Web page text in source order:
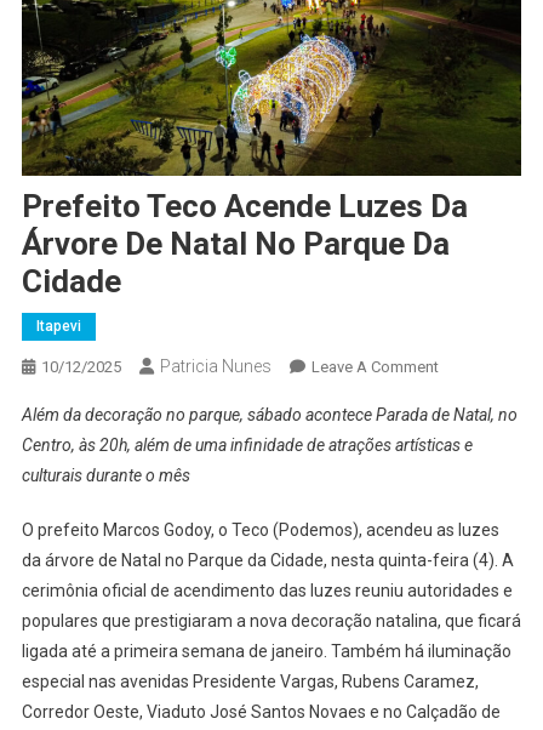
Prefeito Teco Acende Luzes Da
Árvore De Natal No Parque Da
Cidade
Itapevi
10/12/2025 Patricia Nunes Leave A CommentOn
Teco
Acende
Árvore
De
Natal
No
Parque
Além da decoração no parque, sábado acontece Parada de Natal, no
Centro, às 20h, além de uma infinidade de atrações artísticas e
culturais durante o mês
O prefeito Marcos Godoy, o Teco (Podemos), acendeu as luzes
da árvore de Natal no Parque da Cidade, nesta quinta-feira (4). A
cerimônia oficial de acendimento das luzes reuniu autoridades e
populares que prestigiaram a nova decoração natalina, que ficará
ligada até a primeira semana de janeiro. Também há iluminação
especial nas avenidas Presidente Vargas, Rubens Caramez,
Corredor Oeste, Viaduto José Santos Novaes e no Calçadão de